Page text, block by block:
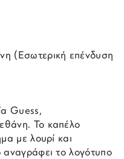
(Εσωτερική επένδυση
Guess,
Το καπέλο
με λουρί και
το λογότυπο